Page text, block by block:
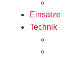
Einsätze
Technik